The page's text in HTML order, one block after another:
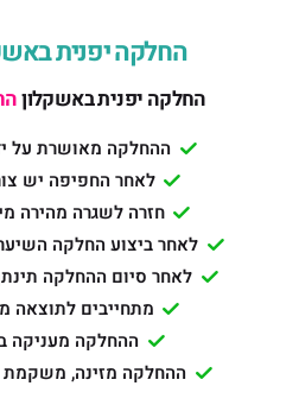
החלקה יפנית
החלקה יפנית באשקלון
ההחלקה מאושרת על
לאחר החפיפה יש
חזרה לשגרה מהירה
לאחר ביצוע החלקה
לאחר סיום ההחלקה
מתחייבים לתוצאה
ההחלקה מעניקה
ההחלקה מזינה,